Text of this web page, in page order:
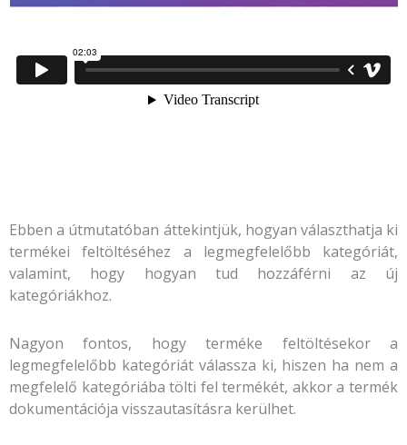
Ebben a útmutatóban áttekintjük, hogyan választhatja ki
termékei feltöltéséhez a legmegfelelőbb kategóriát,
valamint, hogy hogyan tud hozzáférni az új
kategóriákhoz.
Nagyon fontos, hogy terméke feltöltésekor a
legmegfelelőbb kategóriát válassza ki, hiszen ha nem a
megfelelő kategóriába tölti fel termékét, akkor a termék
dokumentációja visszautasításra kerülhet.